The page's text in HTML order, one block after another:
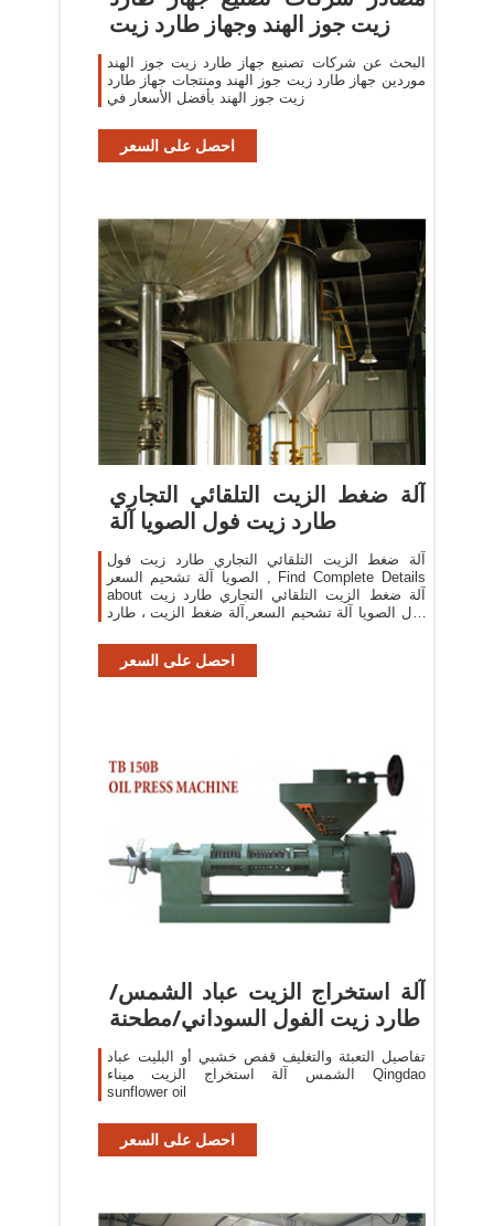
زيت جوز الهند وجهاز طارد زيت
البحث عن شركات تصنيع جهاز طارد زيت جوز الهند
موردين جهاز طارد زيت جوز الهند ومنتجات جهاز طارد
زيت جوز الهند بأفضل الأسعار في
احصل على السعر
آلة ضغط الزيت التلقائي التجاري
طارد زيت فول الصويا آلة
آلة ضغط الزيت التلقائي التجاري طارد زيت فول
الصويا آلة تشحيم السعر , Find Complete Details
about آلة ضغط الزيت التلقائي التجاري طارد زيت
فول الصويا آلة تشحيم السعر,آلة ضغط الزيت ، طارد
Pressers Supplier
احصل على السعر
آلة استخراج الزيت عباد الشمس/
طارد زيت الفول السوداني/مطحنة
تفاصيل التعبئة والتغليف قفص خشبي أو البليت عباد
الشمس آلة استخراج الزيت ميناء Qingdao
sunflower oil
احصل على السعر